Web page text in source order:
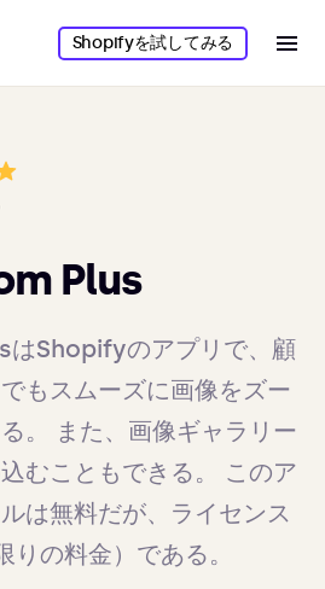
Shopifyを試してみる
Plus
Shopifyのアプリで、顧
もスムーズに画像をズー
。 また、画像ギャラリー
むこともできる。 このア
は無料だが、ライセンス
りの料金）である。